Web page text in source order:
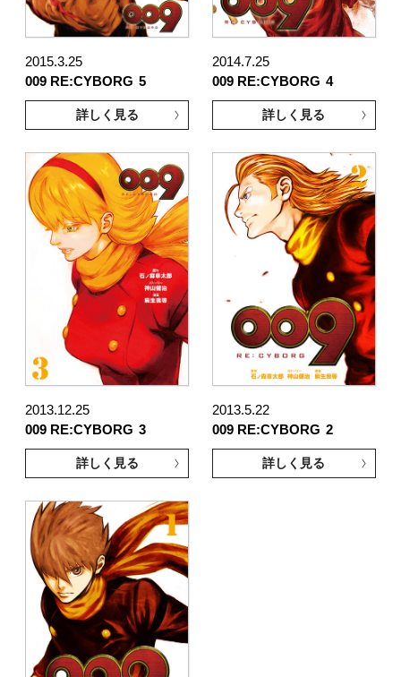
2015.3.25
009 RE:CYBORG 5
詳しく見る
2014.7.25
009 RE:CYBORG 4
詳しく見る
2013.12.25
009 RE:CYBORG 3
詳しく見る
2013.5.22
009 RE:CYBORG 2
詳しく見る